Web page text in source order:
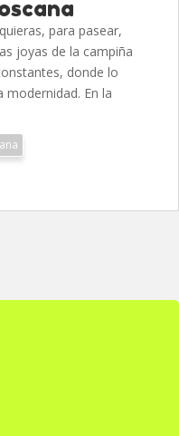
para pasear,
joyas de la campiña
donde lo
modernidad. En la